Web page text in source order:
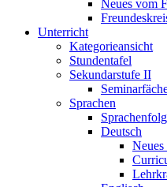
Neues vom
Unterricht
Kategorieansicht
Stundentafel
Sekundarstufe II
Sprachen
Deutsch
Neues